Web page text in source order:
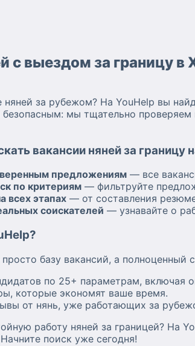
с выездом за границу
няней за рубежом? На YouHelp вы
мы тщательно
вакансии няней за границу
предложениям — все
по критериям — фильтруйте
всех этапах — от составления
соискателей — узнавайте о
базу вакансий, а полноценный
по 25+ параметрам, включая
которые экономят ваше время.
от нянь, уже работающих за
работу няней за границей? На
поиск уже сегодня!